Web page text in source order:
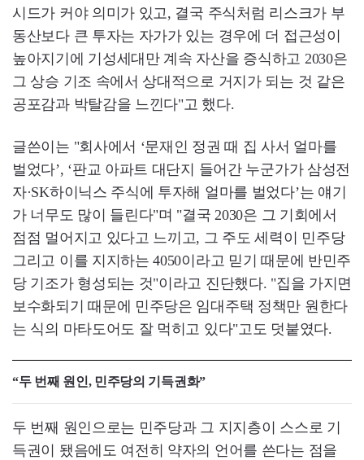
시드가 커야 의미가 있고, 결국 주식처럼 리스크가 부
동산보다 큰 투자는 자가가 있는 경우에 더 접근성이
높아지기에 기성세대만 계속 자산을 증식하고 2030은
그 상승 기조 속에서 상대적으로 거지가 되는 것 같은
공포감과 박탈감을 느낀다"고 했다.
글쓴이는 "회사에서 ‘문재인 정권 때 집 사서 얼마를
벌었다’, ‘판교 아파트 대단지 들어간 누군가가 삼성전
자·SK하이닉스 주식에 투자해 얼마를 벌었다’는 얘기
가 너무도 많이 들린다"며 "결국 2030은 그 기회에서
점점 멀어지고 있다고 느끼고, 그 주도 세력이 민주당
그리고 이를 지지하는 4050이라고 믿기 때문에 반민주
당 기조가 형성되는 것"이라고 진단했다. "집을 가지면
보수화되기 때문에 민주당은 임대주택 정책만 원한다
는 식의 마타도어도 잘 먹히고 있다"고도 덧붙였다.
“두 번째 원인, 민주당의 기득권화”
두 번째 원인으로는 민주당과 그 지지층이 스스로 기
득권이 됐음에도 여전히 약자의 언어를 쓴다는 점을